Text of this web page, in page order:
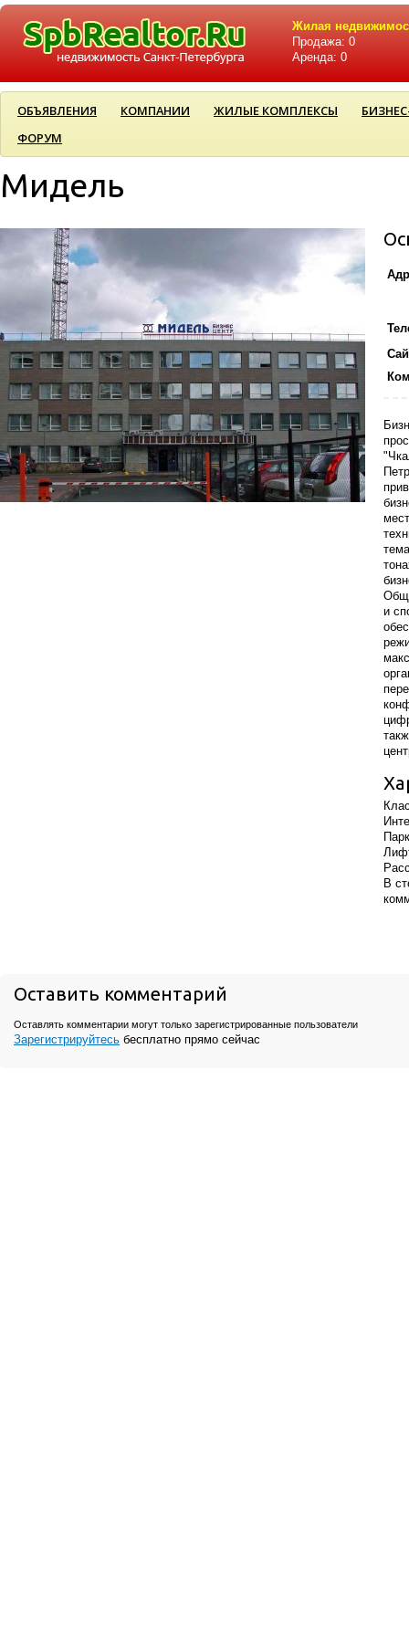
Жилая
Продажа: 0
Аренда: 0
ОБЪЯВЛЕНИЯ КОМПАНИИ ЖИЛЫЕ КОМПЛЕКСЫ
ФОРУМ
Мидель
и
В
Оставить комментарий
Оставлять комментарии могут только зарегистрированные пользователи
Зарегистрируйтесь бесплатно прямо сейчас